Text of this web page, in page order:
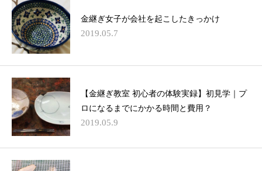
金継ぎ女子が会社を起こしたきっかけ
2019.05.7
【金継ぎ教室 初心者の体験実録】初見学｜プ
ロになるまでにかかる時間と費用？
2019.05.9